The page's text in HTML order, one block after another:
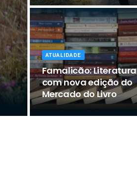
ATUALIDADE
Famalicão: Literatura
com nova edição do
Mercado do Livro